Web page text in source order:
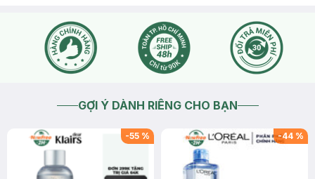
GỢI Ý DÀNH RIÊNG CHO BẠN
-55 % -44 %